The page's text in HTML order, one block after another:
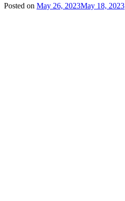
Posted on May 26, 2023May 18, 2023